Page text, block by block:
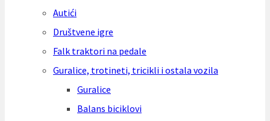
Autići
Društvene igre
Falk traktori na pedale
Guralice, trotineti, tricikli i ostala vozila
Guralice
Balans biciklovi